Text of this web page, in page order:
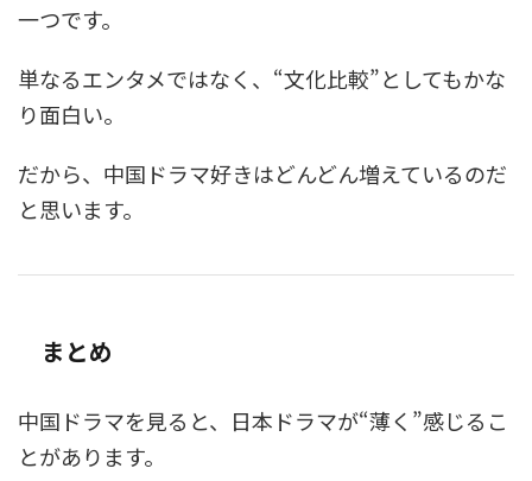
一つです。
単なるエンタメではなく、“文化比較”としてもかな
り面白い。
だから、中国ドラマ好きはどんどん増えているのだ
と思います。
まとめ
中国ドラマを見ると、日本ドラマが“薄く”感じるこ
とがあります。